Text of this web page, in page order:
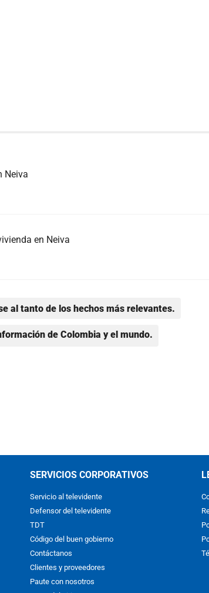
Neiva
en Neiva
al tanto de los hechos más relevantes.
de Colombia y el mundo.
SERVICIOS CORPORATIVOS
Servicio al televidente
Defensor del televidente
TDT
Código del buen gobierno
Contáctanos
Clientes y proveedores
Paute con nosotros